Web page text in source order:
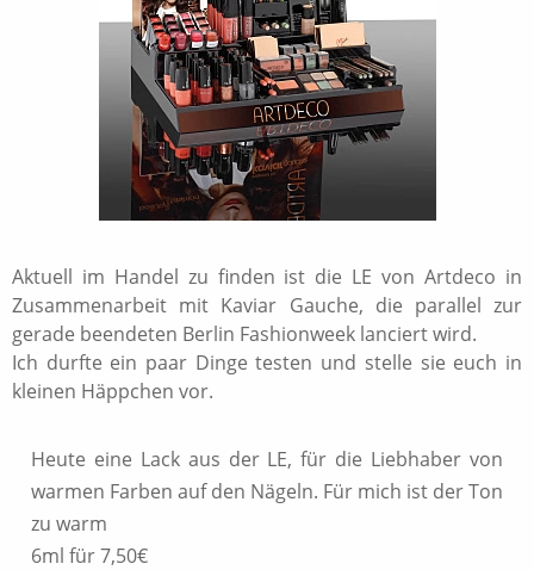
Aktuell im Handel zu finden ist die LE von Artdeco in
Zusammenarbeit mit Kaviar Gauche, die parallel zur
gerade beendeten Berlin Fashionweek lanciert wird.
Ich durfte ein paar Dinge testen und stelle sie euch in
kleinen Häppchen vor.
Heute eine Lack aus der LE, für die Liebhaber von
warmen Farben auf den Nägeln. Für mich ist der Ton
zu warm
6ml für 7,50€